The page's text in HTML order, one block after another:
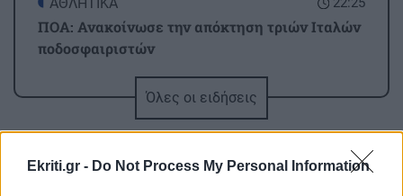
Ekriti.gr - Do Not Process My Personal Information
ΠΟΑ: Ανακοίνωσε την απόκτηση τριών Ιταλών
ποδοσφαιριστών
UEFA: «Το μποϊκοτάζ στις διοργανώσεις της
Όλες οι ειδήσεις